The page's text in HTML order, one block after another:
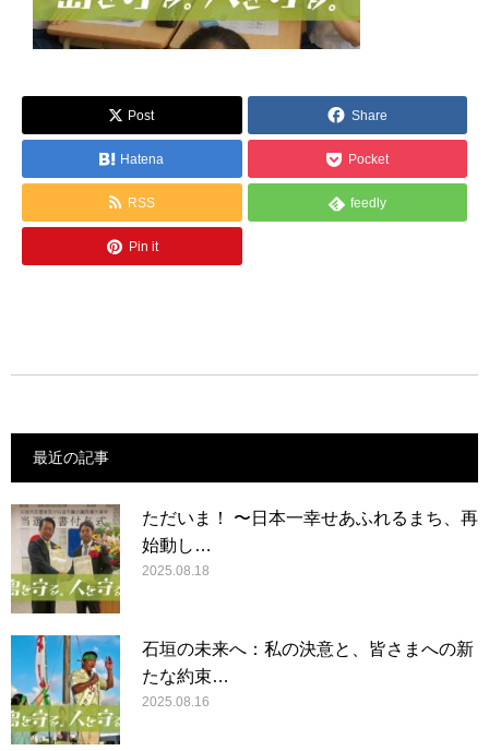
Post Share
Hatena Pocket
RSS feedly
Pin it
最近の記事
ただいま！ 〜日本一幸せあふれるまち、再
始動し…
2025.08.18
石垣の未来へ：私の決意と、皆さまへの新
たな約束…
2025.08.16